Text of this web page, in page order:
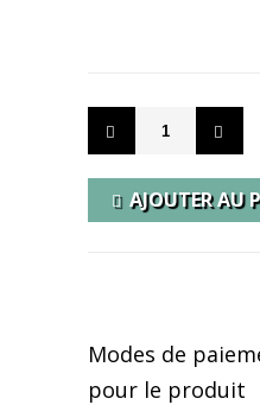
AJOUTER AU
Modes de
pour le produit